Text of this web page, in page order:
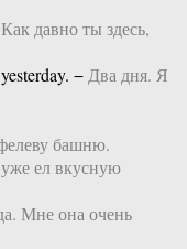
Как давно ты здесь,
− Два дня. Я
башню.
ел вкусную
Мне она очень